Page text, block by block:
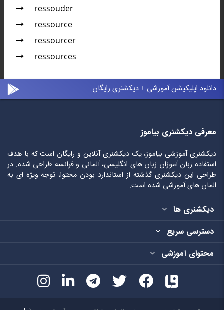
ressouder
ressource
ressourcer
ressources
دانلود اپلیکیشن آموزشی + دیکشنری رایگان
معرفی دیکشنری بیاموز
دیکشنری آموزشی بیاموز، یک دیکشنری آنلاین و رایگان است که با هدف
استفاده زبان آموزان زبان های انگلیسی، آلمانی و فرانسه طراحی شده. در
طراحی این دیکشنری گذشته از استاندارد بودن محتوا، توجه ویژه ای به
المان های آموزشی شده است.
دیکشنری ها
دسترسی سریع
محتوای آموزشی